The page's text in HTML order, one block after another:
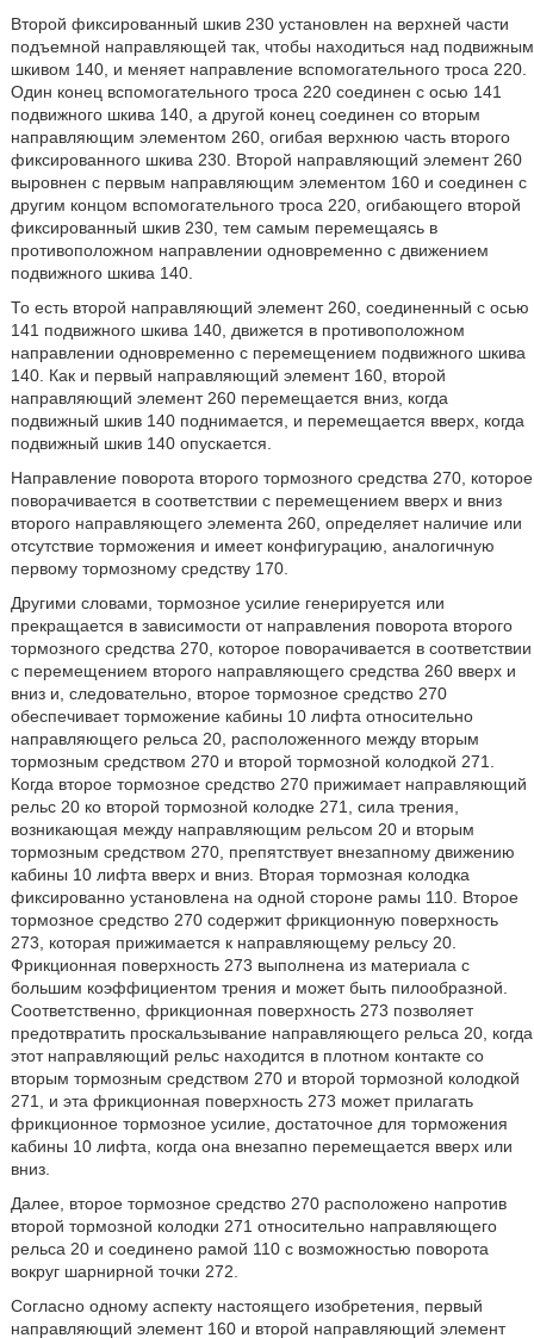
Второй фиксированный шкив 230 установлен на верхней части
подъемной направляющей так, чтобы находиться над подвижным
шкивом 140, и меняет направление вспомогательного троса 220.
Один конец вспомогательного троса 220 соединен с осью 141
подвижного шкива 140, а другой конец соединен со вторым
направляющим элементом 260, огибая верхнюю часть второго
фиксированного шкива 230. Второй направляющий элемент 260
выровнен с первым направляющим элементом 160 и соединен с
другим концом вспомогательного троса 220, огибающего второй
фиксированный шкив 230, тем самым перемещаясь в
противоположном направлении одновременно с движением
подвижного шкива 140.
То есть второй направляющий элемент 260, соединенный с осью
141 подвижного шкива 140, движется в противоположном
направлении одновременно с перемещением подвижного шкива
140. Как и первый направляющий элемент 160, второй
направляющий элемент 260 перемещается вниз, когда
подвижный шкив 140 поднимается, и перемещается вверх, когда
подвижный шкив 140 опускается.
Направление поворота второго тормозного средства 270, которое
поворачивается в соответствии с перемещением вверх и вниз
второго направляющего элемента 260, определяет наличие или
отсутствие торможения и имеет конфигурацию, аналогичную
первому тормозному средству 170.
Другими словами, тормозное усилие генерируется или
прекращается в зависимости от направления поворота второго
тормозного средства 270, которое поворачивается в соответствии
с перемещением второго направляющего средства 260 вверх и
вниз и, следовательно, второе тормозное средство 270
обеспечивает торможение кабины 10 лифта относительно
направляющего рельса 20, расположенного между вторым
тормозным средством 270 и второй тормозной колодкой 271.
Когда второе тормозное средство 270 прижимает направляющий
рельс 20 ко второй тормозной колодке 271, сила трения,
возникающая между направляющим рельсом 20 и вторым
тормозным средством 270, препятствует внезапному движению
кабины 10 лифта вверх и вниз. Вторая тормозная колодка
фиксированно установлена на одной стороне рамы 110. Второе
тормозное средство 270 содержит фрикционную поверхность
273, которая прижимается к направляющему рельсу 20.
Фрикционная поверхность 273 выполнена из материала с
большим коэффициентом трения и может быть пилообразной.
Соответственно, фрикционная поверхность 273 позволяет
предотвратить проскальзывание направляющего рельса 20, когда
этот направляющий рельс находится в плотном контакте со
вторым тормозным средством 270 и второй тормозной колодкой
271, и эта фрикционная поверхность 273 может прилагать
фрикционное тормозное усилие, достаточное для торможения
кабины 10 лифта, когда она внезапно перемещается вверх или
вниз.
Далее, второе тормозное средство 270 расположено напротив
второй тормозной колодки 271 относительно направляющего
рельса 20 и соединено рамой 110 с возможностью поворота
вокруг шарнирной точки 272.
Согласно одному аспекту настоящего изобретения, первый
направляющий элемент 160 и второй направляющий элемент